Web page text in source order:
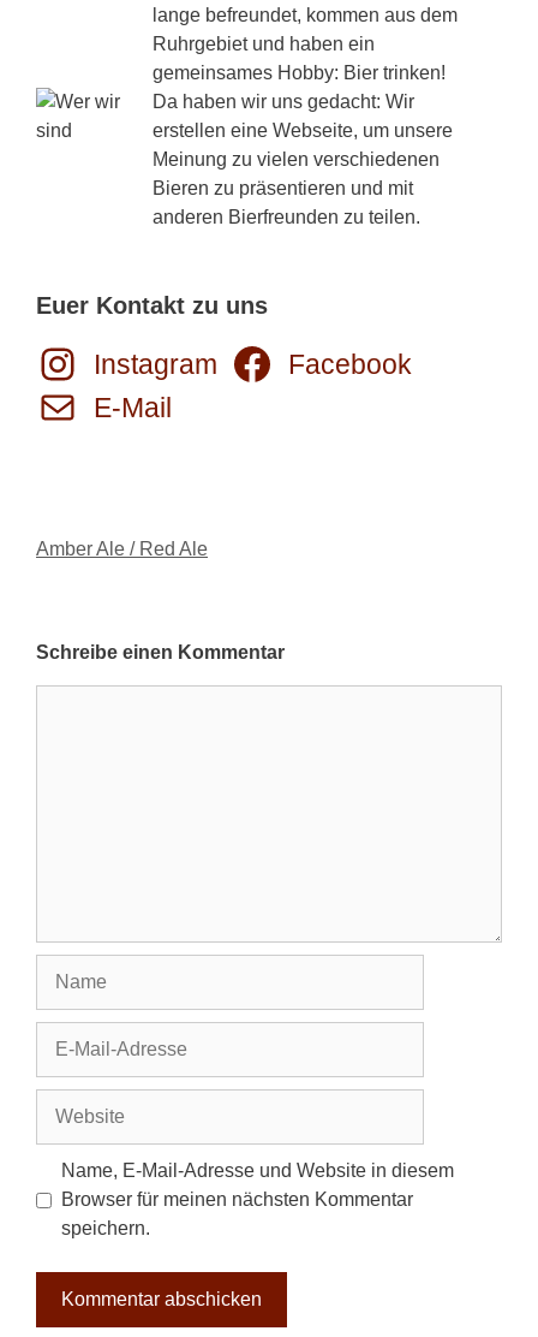
lange befreundet, kommen aus dem
Ruhrgebiet und haben ein
gemeinsames Hobby: Bier trinken!
Da haben wir uns gedacht: Wir
erstellen eine Webseite, um unsere
Meinung zu vielen verschiedenen
Bieren zu präsentieren und mit
anderen Bierfreunden zu teilen.
Euer Kontakt zu uns
Instagram
Facebook
E-Mail
Kategorien
Amber Ale / Red Ale
Schreibe einen Kommentar
Adresse
Name, E-Mail-Adresse und Website in diesem
Browser für meinen nächsten Kommentar
speichern.